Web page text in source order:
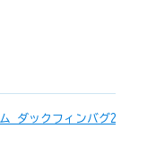
ダックフィンバグ2